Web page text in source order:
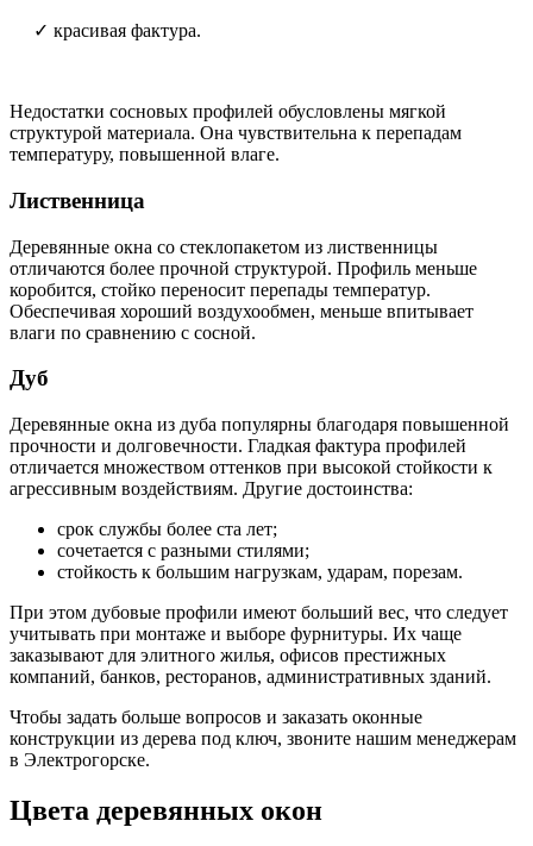
✓ красивая фактура.
Недостатки сосновых профилей обусловлены мягкой
структурой материала. Она чувствительна к перепадам
температуру, повышенной влаге.
Лиственница
Деревянные окна со стеклопакетом из лиственницы
отличаются более прочной структурой. Профиль меньше
коробится, стойко переносит перепады температур.
Обеспечивая хороший воздухообмен, меньше впитывает
влаги по сравнению с сосной.
Дуб
Деревянные окна из дуба популярны благодаря повышенной
прочности и долговечности. Гладкая фактура профилей
отличается множеством оттенков при высокой стойкости к
агрессивным воздействиям. Другие достоинства:
срок службы более ста лет;
сочетается с разными стилями;
стойкость к большим нагрузкам, ударам, порезам.
При этом дубовые профили имеют больший вес, что следует
учитывать при монтаже и выборе фурнитуры. Их чаще
заказывают для элитного жилья, офисов престижных
компаний, банков, ресторанов, административных зданий.
Чтобы задать больше вопросов и заказать оконные
конструкции из дерева под ключ, звоните нашим менеджерам
в Электрогорске.
Цвета деревянных окон